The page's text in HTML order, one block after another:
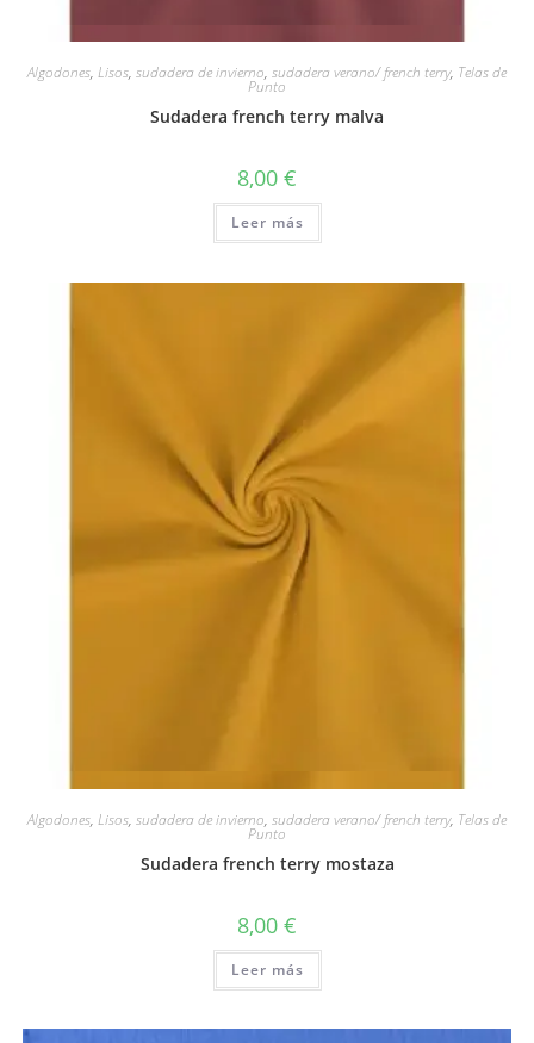
Vista rápida
Algodones, Lisos, sudadera de invierno, sudadera verano/ french terry, Telas de
Punto
Sudadera french terry malva
8,00 €
Leer más
Algodones, Lisos, sudadera de invierno, sudadera verano/ french terry, Telas de
Punto
Sudadera french terry mostaza
8,00 €
Leer más